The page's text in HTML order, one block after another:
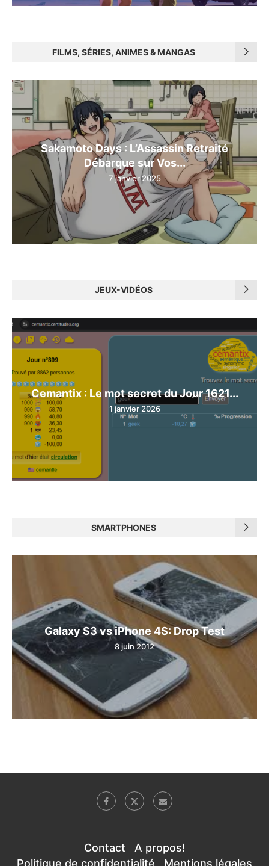
FILMS, SÉRIES, ANIMES & MANGAS
Sakamoto Days : L’Assassin Retraité
Débarque sur Vos...
7 janvier 2025
JEUX-VIDÉOS
Cemantix : Le mot secret du Jour 1621...
1 janvier 2026
SMARTPHONES
Galaxy S3 vs iPhone 4S: Drop Test
8 juin 2012
Contact
A propos!
Politique de confidentialité
Mentions légales